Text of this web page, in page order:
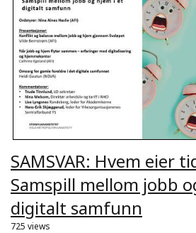
SAMSVAR: Hvem eier
Samspill mellom jobb
digitalt samfunn
725 views